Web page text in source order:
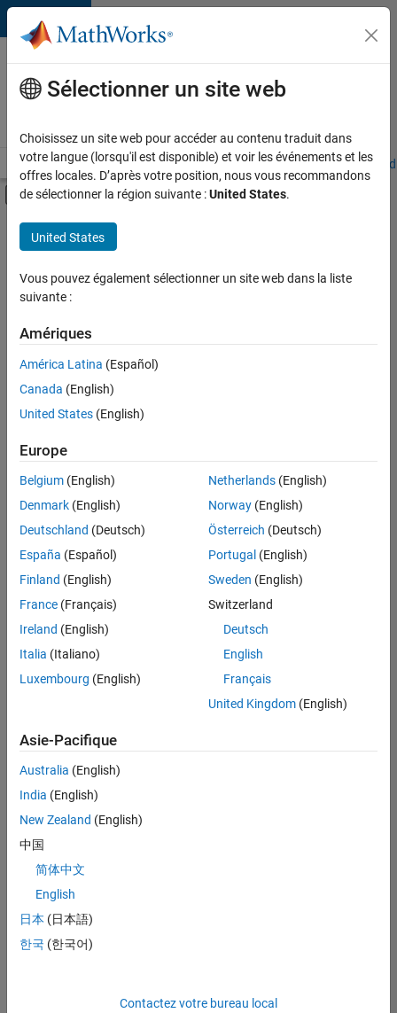
Passer au contenu
Votre
carrière
chez
Accueil Explorer nos opportunités Adresses de nos bureaux
Activer/désactiver l'affichage du menu
Contenu principal
FILTRER PAR
Développement de produits
Gestion des programmes
Ingénierie de la qualité
Actuellement,
aucune
offre
d'emploi
correspondant
à vos
critères
de
recherche.
Vous
pouvez
élargir
votre
recherche
ou
afficher
l’ensemble
d'emploi.
malgré
tout
vous
trouvez
pas
d'offre
corresponde
à vos
Sélectionner un site web
Choisissez un site web pour accéder au contenu traduit dans
votre langue (lorsqu'il est disponible) et voir les événements et les
offres locales. D’après votre position, nous vous recommandons
de sélectionner la région suivante :United States.
United States
Vous pouvez également sélectionner un site web dans la liste
suivante :
Amériques
América Latina (Español)
Canada (English)
United States (English)
Europe
Belgium (English)
Denmark (English)
Deutschland (Deutsch)
España (Español)
Finland (English)
France (Français)
Ireland (English)
Italia (Italiano)
Luxembourg (English)
Netherlands(English)
Norway(English)
Österreich (Deutsch)
Portugal (English)
Sweden (English)
Switzerland
Deutsch
English
Français
United Kingdom(English)
Asie-Pacifique
Australia (English)
India (English)
New Zealand (English)
中国
简体中文
English
日本 (日本語)
한국 (한국어)
Contactez votre bureau local